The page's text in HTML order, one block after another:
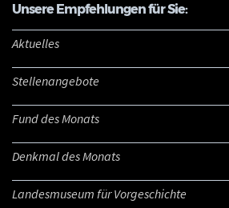
Unsere Empfehlungen für Sie:
Aktuelles
Stellenangebote
Fund des Monats
Denkmal des Monats
Landesmuseum für Vorgeschichte